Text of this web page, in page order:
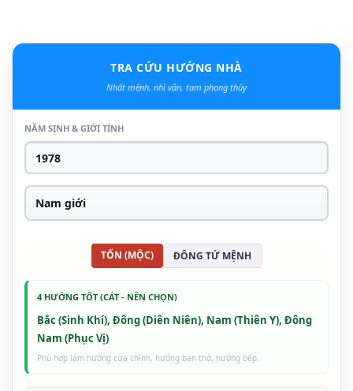
TRA CỨU HƯỚNG NHÀ
Nhất mệnh, nhì vận, tam phong thủy
NĂM SINH & GIỚI TÍNH
TỐN (MỘC) ĐÔNG TỨ MỆNH
4 HƯỚNG TỐT (CÁT - NÊN CHỌN)
Bắc (Sinh Khí), Đông (Diên Niên), Nam (Thiên Y), Đông
Nam (Phục Vị)
Phù hợp làm hướng cửa chính, hướng ban thờ, hướng bếp.